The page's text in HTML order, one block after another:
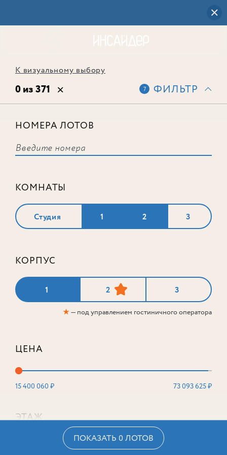
К визуальному выбору
0 из 371 7 ФИЛЬТР
НОМЕРА ЛОТОВ
КОМНАТЫ
Студия 1 2 3
КОРПУС
1 2 3
★— под управлением гостиничного оператора
ЦЕНА
15 400 060 ₽ 73 093 625 ₽
ЭТАЖ
ПОКАЗАТЬ 0 ЛОТОВ
соответствует ни одного лота